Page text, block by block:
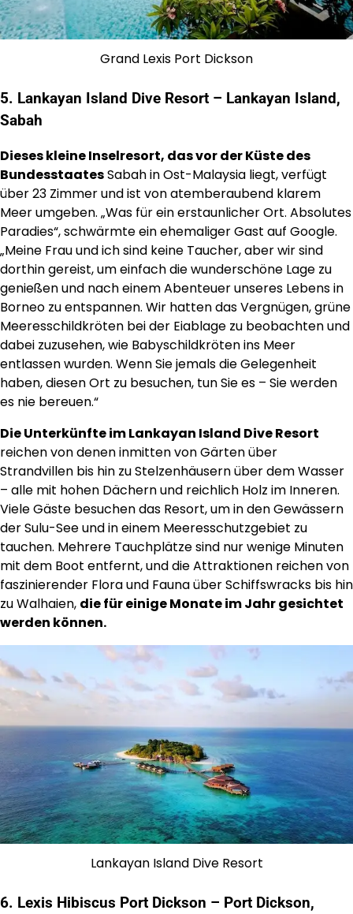
Grand Lexis Port Dickson
5. Lankayan Island Dive Resort – Lankayan Island,
Sabah
Dieses kleine Inselresort, das vor der Küste des
BundesstaatesSabah in Ost-Malaysia liegt, verfügt
über 23 Zimmer und ist von atemberaubend klarem
Meer umgeben. „Was für ein erstaunlicher Ort. Absolutes
Paradies“, schwärmte ein ehemaliger Gast auf Google.
„Meine Frau und ich sind keine Taucher, aber wir sind
dorthin gereist, um einfach die wunderschöne Lage zu
genießen und nach einem Abenteuer unseres Lebens in
Borneo zu entspannen. Wir hatten das Vergnügen, grüne
Meeresschildkröten bei der Eiablage zu beobachten und
dabei zuzusehen, wie Babyschildkröten ins Meer
entlassen wurden. Wenn Sie jemals die Gelegenheit
haben, diesen Ort zu besuchen, tun Sie es – Sie werden
es nie bereuen.“
Die Unterkünfte im Lankayan Island Dive Resort
reichen von denen inmitten von Gärten über
Strandvillen bis hin zu Stelzenhäusern über dem Wasser
– alle mit hohen Dächern und reichlich Holz im Inneren.
Viele Gäste besuchen das Resort, um in den Gewässern
der Sulu-See und in einem Meeresschutzgebiet zu
tauchen. Mehrere Tauchplätze sind nur wenige Minuten
mit dem Boot entfernt, und die Attraktionen reichen von
faszinierender Flora und Fauna über Schiffswracks bis hin
zu Walhaien, die für einige Monate im Jahr gesichtet
werden können.
Lankayan Island Dive Resort
6. Lexis Hibiscus Port Dickson – Port Dickson,